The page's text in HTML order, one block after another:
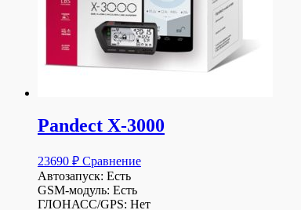
Pandect X-3000
23690 ₽ Сравнение
Автозапуск: Есть
GSM-модуль: Есть
ГЛОНАСС/GPS: Нет